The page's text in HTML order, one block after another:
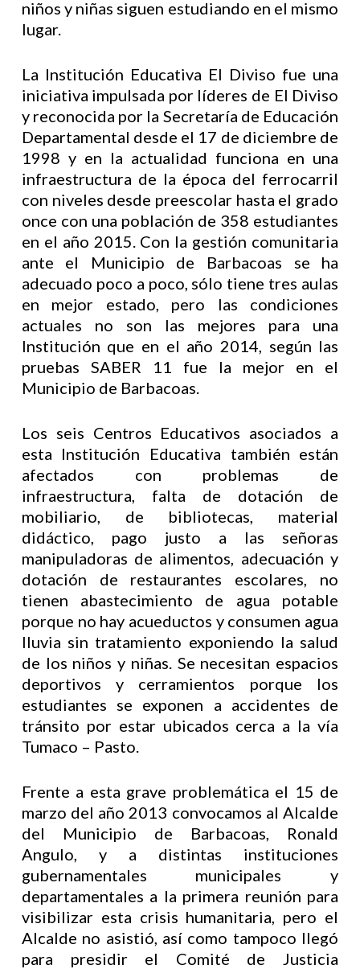
niños y niñas siguen estudiando en el mismo
lugar.
La Institución Educativa El Diviso fue una
iniciativa impulsada por líderes de El Diviso
y reconocida por la Secretaría de Educación
Departamental desde el 17 de diciembre de
1998 y en la actualidad funciona en una
infraestructura de la época del ferrocarril
con niveles desde preescolar hasta el grado
once con una población de 358 estudiantes
en el año 2015. Con la gestión comunitaria
ante el Municipio de Barbacoas se ha
adecuado poco a poco, sólo tiene tres aulas
en mejor estado, pero las condiciones
actuales no son las mejores para una
Institución que en el año 2014, según las
pruebas SABER 11 fue la mejor en el
Municipio de Barbacoas.
Los seis Centros Educativos asociados a
esta Institución Educativa también están
afectados con problemas de
infraestructura, falta de dotación de
mobiliario, de bibliotecas, material
didáctico, pago justo a las señoras
manipuladoras de alimentos, adecuación y
dotación de restaurantes escolares, no
tienen abastecimiento de agua potable
porque no hay acueductos y consumen agua
lluvia sin tratamiento exponiendo la salud
de los niños y niñas. Se necesitan espacios
deportivos y cerramientos porque los
estudiantes se exponen a accidentes de
tránsito por estar ubicados cerca a la vía
Tumaco – Pasto.
Frente a esta grave problemática el 15 de
marzo del año 2013 convocamos al Alcalde
del Municipio de Barbacoas, Ronald
Angulo, y a distintas instituciones
gubernamentales municipales y
departamentales a la primera reunión para
visibilizar esta crisis humanitaria, pero el
Alcalde no asistió, así como tampoco llegó
para presidir el Comité de Justicia